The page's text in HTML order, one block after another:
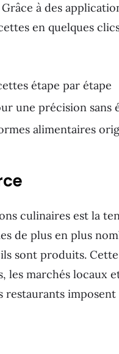
à des
en quelques
étape par étape
une précision sans
alimentaires
culinaires est la
de plus en plus
sont produits.
les marchés locaux
restaurants